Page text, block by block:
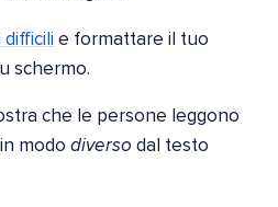
e formattare il tuo
schermo.
che le persone leggono
modo diverso dal testo